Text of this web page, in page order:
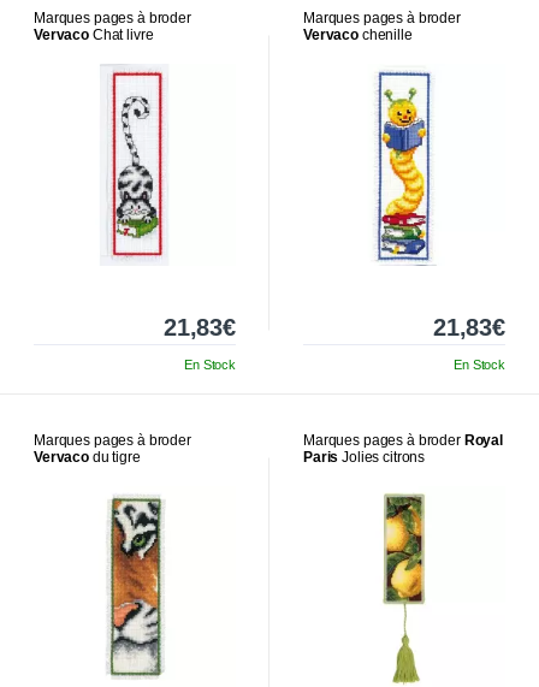
Marques pages à broder
Vervaco Chat livre
21,83€
En Stock
Marques pages à broder
Vervaco chenille
21,83€
En Stock
Marques pages à broder
Vervaco du tigre
Marques pages à broder Royal
Paris Jolies citrons